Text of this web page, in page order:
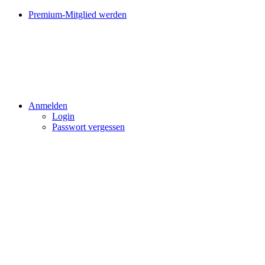
Premium-Mitglied werden
Anmelden
Login
Passwort vergessen